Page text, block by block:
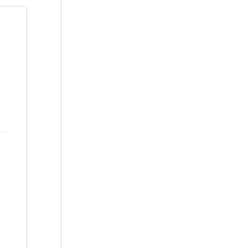
กว่า 250 กิโลเมตร